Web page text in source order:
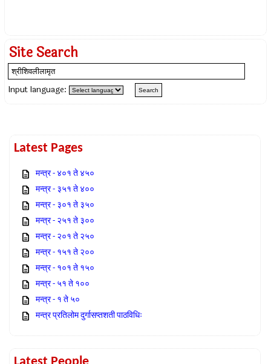
Site Search
Input language:
Latest Pages
मन्त्र - ४०१ ते ४५०
मन्त्र - ३५१ ते ४००
मन्त्र - ३०१ ते ३५०
मन्त्र - २५१ ते ३००
मन्त्र - २०१ ते २५०
मन्त्र - १५१ ते २००
मन्त्र - १०१ ते १५०
मन्त्र - ५१ ते १००
मन्त्र - १ ते ५०
मन्त्र प्रतिलोम दुर्गासप्तशती पाठविधिः